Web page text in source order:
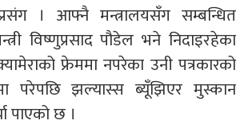
। आफ्नै मन्त्रालयसँग सम्बन्धित
विष्णुप्रसाद पौडेल भने निदाइरहेका
फ्रेममा नपरेका उनी पत्रकारको
परेपछि झल्यास्स ब्यूँझिएर मुस्कान
पाएको छ ।